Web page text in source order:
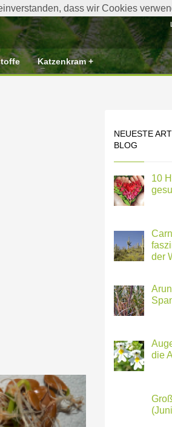
Katzenkram +
NEUESTE
BLOG
10
der
die
dass wir Cookies